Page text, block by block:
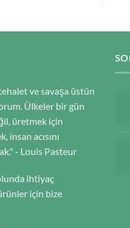
ve savaşa üstün
Ülkeler bir gün
üretmek için
insan acısını
- Louis Pasteur
ihtiyaç
için bize